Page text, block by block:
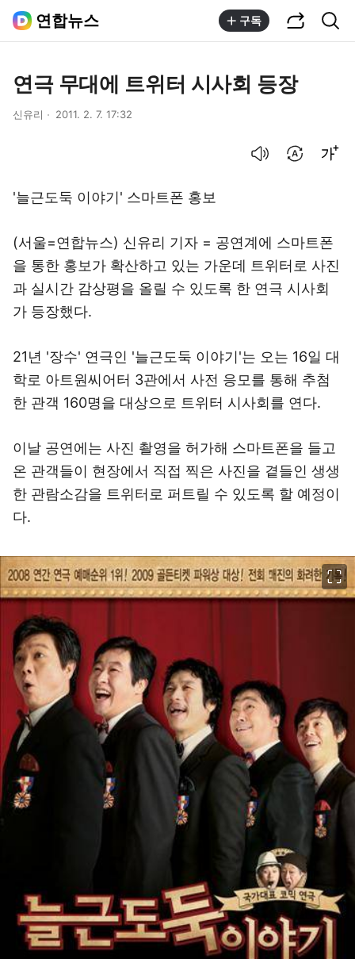
연합뉴스 구독
연극 무대에 트위터 시사회 등장
신유리 2011. 2. 7. 17:32
'늘근도둑 이야기' 스마트폰 홍보
(서울=연합뉴스) 신유리 기자 = 공연계에 스마트폰
을 통한 홍보가 확산하고 있는 가운데 트위터로 사진
과 실시간 감상평을 올릴 수 있도록 한 연극 시사회
가 등장했다.
21년 '장수' 연극인 '늘근도둑 이야기'는 오는 16일 대
학로 아트원씨어터 3관에서 사전 응모를 통해 추첨
한 관객 160명을 대상으로 트위터 시사회를 연다.
이날 공연에는 사진 촬영을 허가해 스마트폰을 들고
온 관객들이 현장에서 직접 찍은 사진을 곁들인 생생
한 관람소감을 트위터로 퍼트릴 수 있도록 할 예정이
다.